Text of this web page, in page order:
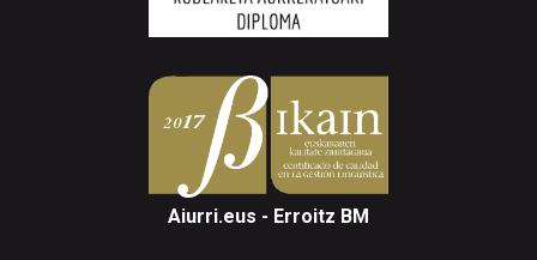
Aiurri.eus - Erroitz BM